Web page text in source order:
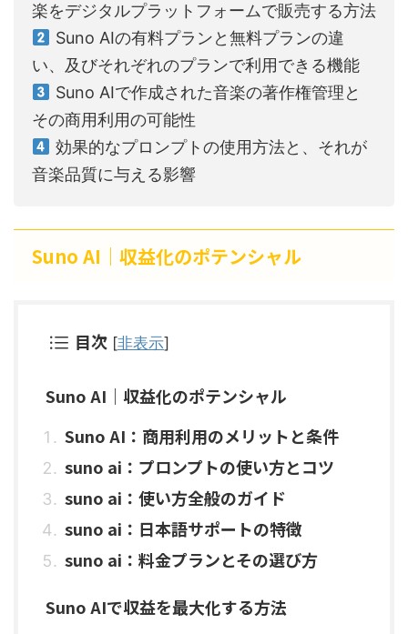
楽をデジタルプラットフォームで販売する方法
Suno AIの有料プランと無料プランの違
い、及びそれぞれのプランで利用できる機能
Suno AIで作成された音楽の著作権管理と
その商用利用の可能性
効果的なプロンプトの使用方法と、それが
音楽品質に与える影響
Suno AI｜収益化のポテンシャル
目次 [非表示]
Suno AI｜収益化のポテンシャル
Suno AI：商用利用のメリットと条件
suno ai：プロンプトの使い方とコツ
suno ai：使い方全般のガイド
suno ai：日本語サポートの特徴
suno ai：料金プランとその選び方
Suno AIで収益を最大化する方法